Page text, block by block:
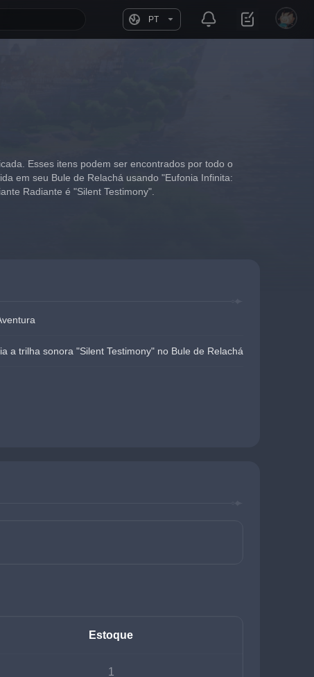
PT
Esses itens podem ser encontrados por todo o
em seu Bule de Relachá usando "Eufonia Infinita:
Radiante é "Silent Testimony".
a trilha sonora "Silent Testimony" no Bule de Relachá
Estoque
1